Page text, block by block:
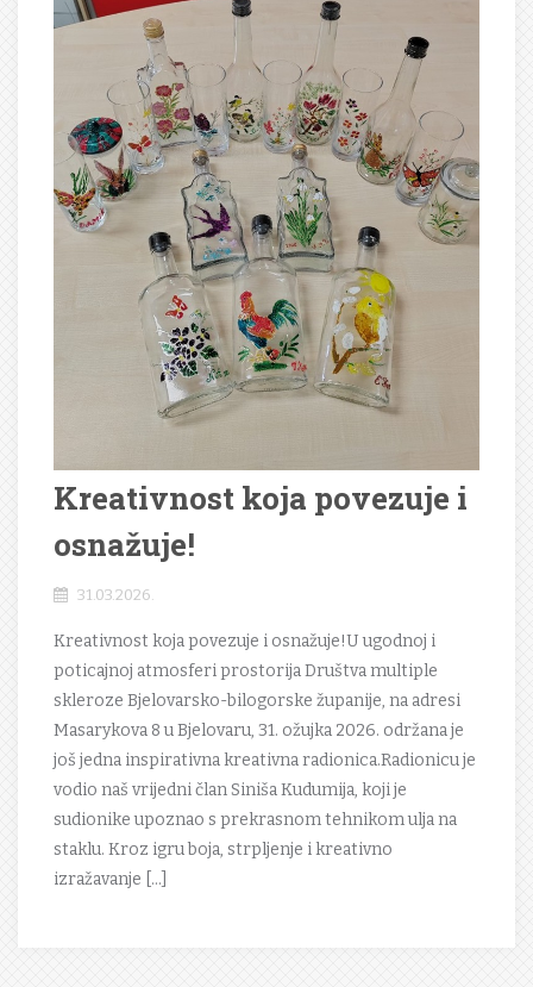
Kreativnost koja povezuje i
osnažuje!
31.03.2026.
Kreativnost koja povezuje i osnažuje!U ugodnoj i
poticajnoj atmosferi prostorija Društva multiple
skleroze Bjelovarsko-bilogorske županije, na adresi
Masarykova 8 u Bjelovaru, 31. ožujka 2026. održana je
još jedna inspirativna kreativna radionica.Radionicu je
vodio naš vrijedni član Siniša Kudumija, koji je
sudionike upoznao s prekrasnom tehnikom ulja na
staklu. Kroz igru boja, strpljenje i kreativno
izražavanje […]